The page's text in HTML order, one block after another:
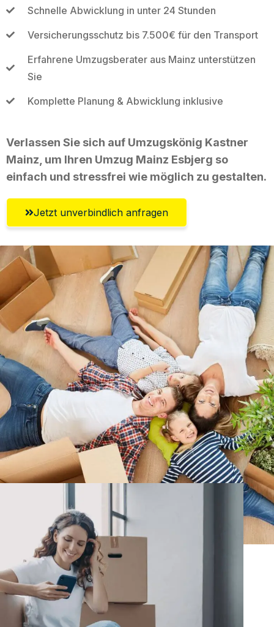
Schnelle Abwicklung in unter 24 Stunden
Versicherungsschutz bis 7.500€ für den Transport
Erfahrene Umzugsberater aus Mainz unterstützen
Sie
Komplette Planung & Abwicklung inklusive
Verlassen Sie sich auf Umzugskönig Kastner
Mainz, um Ihren Umzug Mainz Esbjerg so
einfach und stressfrei wie möglich zu gestalten.
Jetzt unverbindlich anfragen